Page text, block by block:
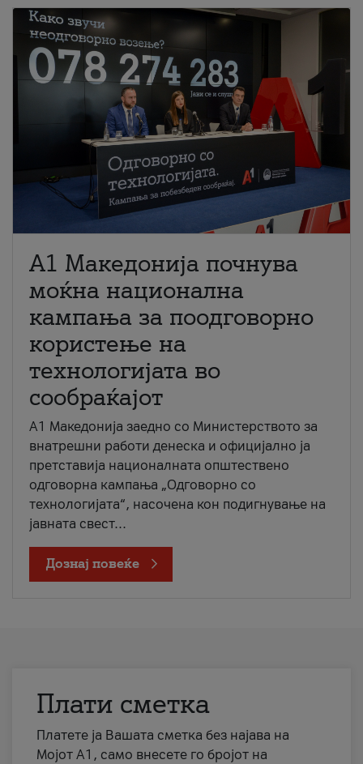
A1 Македонија почнува
моќна национална
кампања за поодговорно
користење на
технологијата во
сообраќајот
A1 Македонија заедно со Министерството за
внатрешни работи денеска и официјално ја
претставија националната општествено
одговорна кампања „Одговорно со
технологијата“, насочена кон подигнување на
јавната свест...
Дознај повеќе
Плати сметка
Платете ја Вашата сметка без најава на
Мојот А1, само внесете го бројот на